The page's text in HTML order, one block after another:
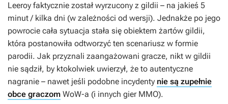
Leeroy faktycznie został wyrzucony z gildii – na jakieś 5
minut / kilka dni (w zależności od wersji). Jednakże po jego
powrocie cała sytuacja stała się obiektem żartów gildii,
która postanowiła odtworzyć ten scenariusz w formie
parodii. Jak przyznali zaangażowani gracze, nikt w gildii
nie sądził, by ktokolwiek uwierzył, że to autentyczne
nagranie – nawet jeśli podobne incydenty nie są zupełnie
obce graczom WoW-a (i innych gier MMO).